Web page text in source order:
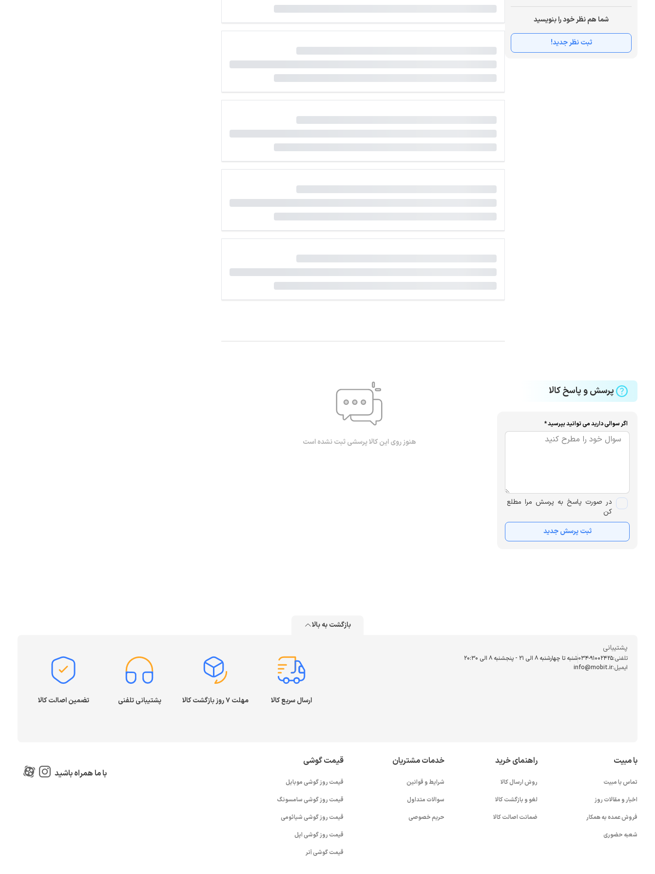
شما هم نظر خود را بنویسید
ثبت نظر جدید!
پرسش و پاسخ کالا
اگر سوالی دارید می توانید بپرسید *
در صورت پاسخ به پرسش مرا مطلع
کن
ثبت پرسش جدید
هنوز روی این کالا پرسشی ثبت نشده است
بازگشت به بالا
پشتیبانی
تلفنی:034-91002425شنبه تا چهارشنبه ۸ الی ۲۱ - پنجشنبه 8 الی ۲۰:۳۰
ایمیل:info@mobit.ir
ارسال سریع کالا مهلت ۷ روز بازگشت کالا پشتیبانی تلفنی تضمین اصالت کالا
با مبیت
تماس با مبیت
اخبار و مقالات روز
فروش عمده به همکار
شعبه حضوری
راهنمای خرید
روش ارسال کالا
لغو و بازگشت کالا
ضمانت اصالت کالا
خدمات مشتریان
شرایط و قوانین
سوالات متداول
حریم خصوصی
قیمت گوشی
قیمت روز گوشی موبایل
قیمت روز گوشی سامسونگ
قیمت روز گوشی شیائومی
قیمت روز گوشی اپل
قیمت گوشی آنر
با ما همراه باشید